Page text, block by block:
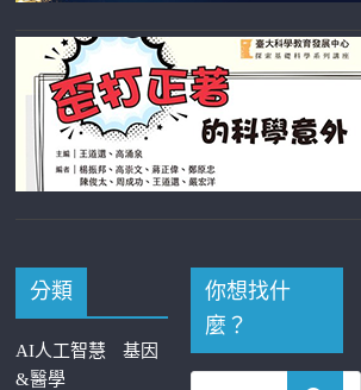
分類
AI人工智慧
基因
&醫學
你想找什
麼？